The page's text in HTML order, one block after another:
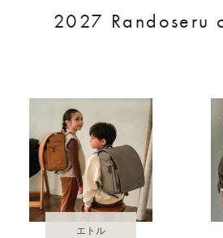
2027 Randoseru
エトル